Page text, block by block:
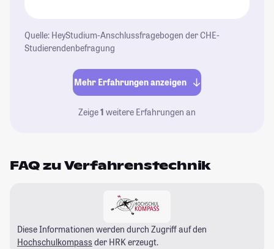
Quelle: HeyStudium-Anschlussfragebogen der CHE-
Studierendenbefragung
Mehr Erfahrungen anzeigen
Zeige1 weitere Erfahrungen an
FAQ zu Verfahrenstechnik
Diese Informationen werden durch Zugriff auf den
Hochschulkompass der HRK erzeugt.